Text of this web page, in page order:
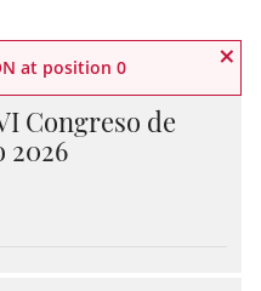
Congreso de
2026
at position 0 ×